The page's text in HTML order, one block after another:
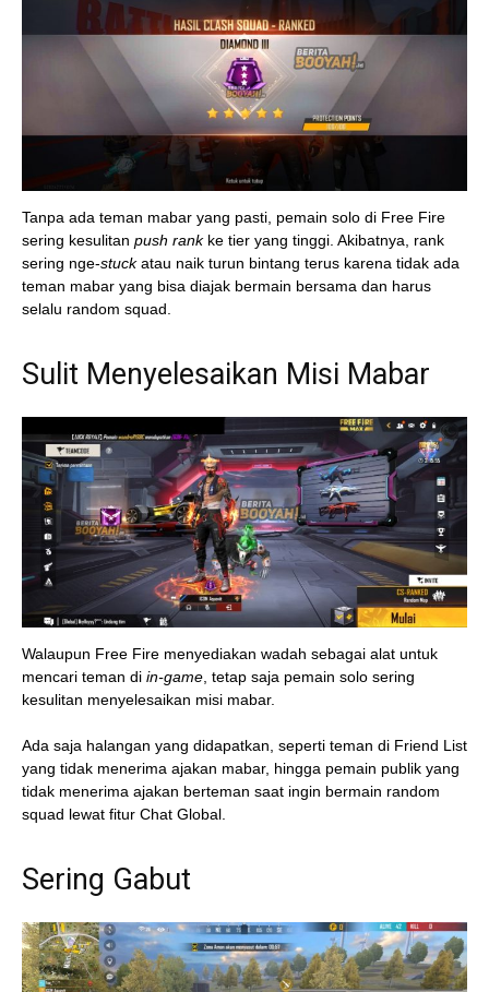
Tanpa ada teman mabar yang pasti, pemain solo di Free Fire
sering kesulitan push rankke tier yang tinggi. Akibatnya, rank
sering nge-stuckatau naik turun bintang terus karena tidak ada
teman mabar yang bisa diajak bermain bersama dan harus
selalu random squad.
Sulit Menyelesaikan Misi Mabar
Walaupun Free Fire menyediakan wadah sebagai alat untuk
mencari teman di in-game , tetap saja pemain solo sering
kesulitan menyelesaikan misi mabar.
Ada saja halangan yang didapatkan, seperti teman di Friend List
yang tidak menerima ajakan mabar, hingga pemain publik yang
tidak menerima ajakan berteman saat ingin bermain random
squad lewat fitur Chat Global.
Sering Gabut